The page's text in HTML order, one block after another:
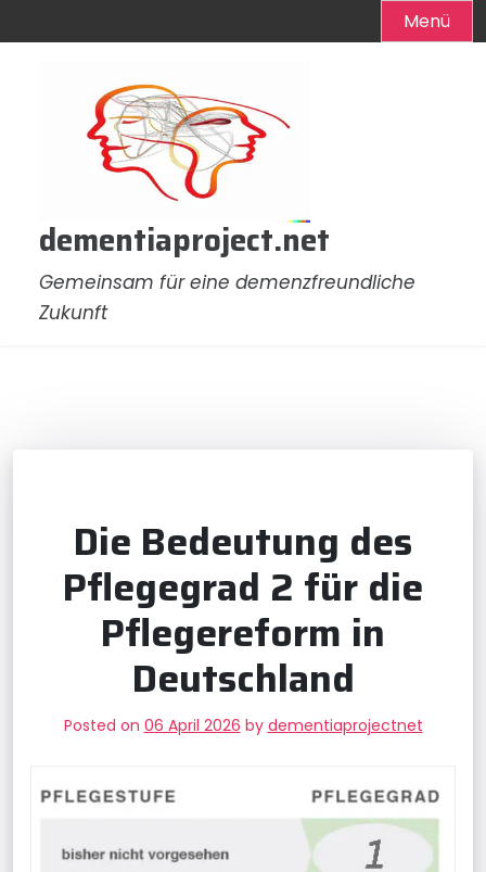
Menü
dementiaproject.net
Gemeinsam für eine demenzfreundliche
Zukunft
Die Bedeutung des
Pflegegrad 2 für die
Pflegereform in
Deutschland
Posted on 06 April 2026 by dementiaprojectnet